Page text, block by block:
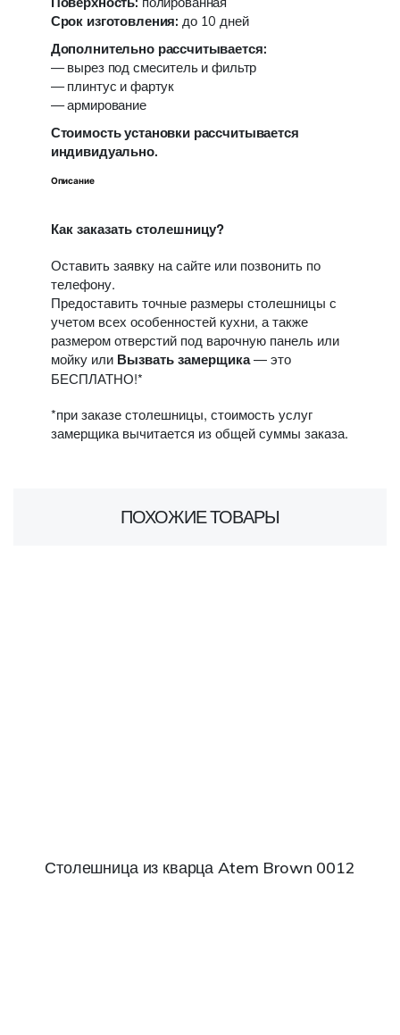
Срок изготовления: до 10 дней
Дополнительно рассчитывается:
— вырез под смеситель и фильтр
— плинтус и фартук
— армирование
Стоимость установки рассчитывается
индивидуально.
Описание
Как заказать столешницу?
Оставить заявку на сайте или позвонить по
телефону.
Предоставить точные размеры столешницы с
учетом всех особенностей кухни, а также
размером отверстий под варочную панель или
мойку или Вызвать замерщика— это
БЕСПЛАТНО!*
*при заказе столешницы, стоимость услуг
замерщика вычитается из общей суммы заказа.
ПОХОЖИЕ ТОВАРЫ
Столешница из кварца Atem Brown 0012